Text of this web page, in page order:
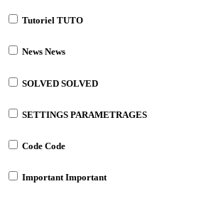
Tutoriel TUTO
News News
SOLVED SOLVED
SETTINGS PARAMETRAGES
Code Code
ImportantImportant